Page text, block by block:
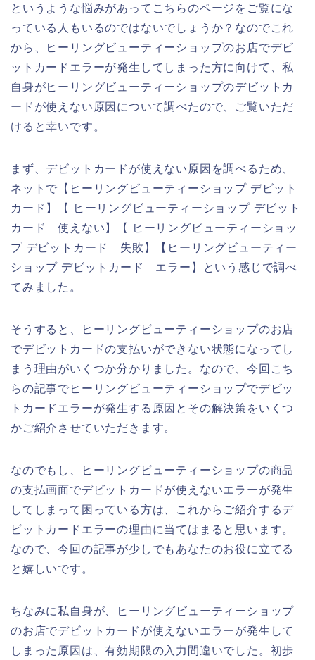
というような悩みがあってこちらのページをご覧にな
っている人もいるのではないでしょうか？なのでこれ
から、ヒーリングビューティーショップのお店でデビ
ットカードエラーが発生してしまった方に向けて、私
自身がヒーリングビューティーショップのデビットカ
ードが使えない原因について調べたので、ご覧いただ
けると幸いです。
まず、デビットカードが使えない原因を調べるため、
ネットで【ヒーリングビューティーショップ デビット
カード】【 ヒーリングビューティーショップ デビット
カード 使えない】【 ヒーリングビューティーショッ
プ デビットカード 失敗】【ヒーリングビューティー
ショップ デビットカード エラー】という感じで調べ
てみました。
そうすると、ヒーリングビューティーショップのお店
でデビットカードの支払いができない状態になってし
まう理由がいくつか分かりました。なので、今回こち
らの記事でヒーリングビューティーショップでデビッ
トカードエラーが発生する原因とその解決策をいくつ
かご紹介させていただきます。
なのでもし、ヒーリングビューティーショップの商品
の支払画面でデビットカードが使えないエラーが発生
してしまって困っている方は、これからご紹介するデ
ビットカードエラーの理由に当てはまると思います。
なので、今回の記事が少しでもあなたのお役に立てる
と嬉しいです。
ちなみに私自身が、ヒーリングビューティーショップ
のお店でデビットカードが使えないエラーが発生して
しまった原因は、有効期限の入力間違いでした。初歩